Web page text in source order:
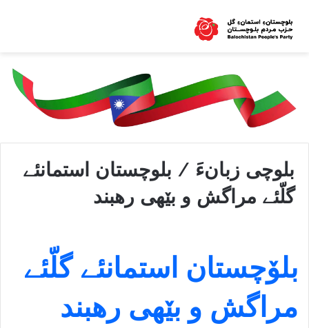
بلوچی زبانءَ / بلوچستان استمانئے
گلّئے مراگش و بێهی رهبند
بلۆچستان استمانئے گلّئے
مراگش و بێهی رهبند